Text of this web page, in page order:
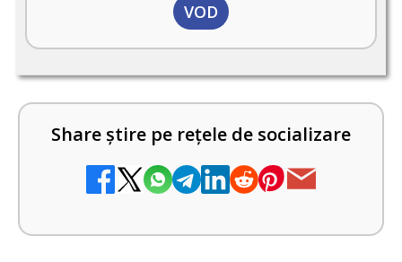
VOD
Share știre pe rețele de socializare